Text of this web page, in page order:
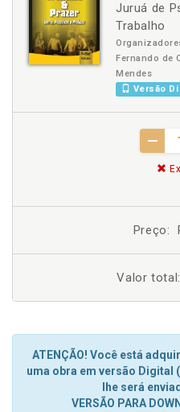
Juruá de
Trabalho
Fernando de
Mendes
Versão
Preço:
Valor total:
ATENÇÃO! Você está
uma obra em versão Digital
lhe será
VERSÃO PARA